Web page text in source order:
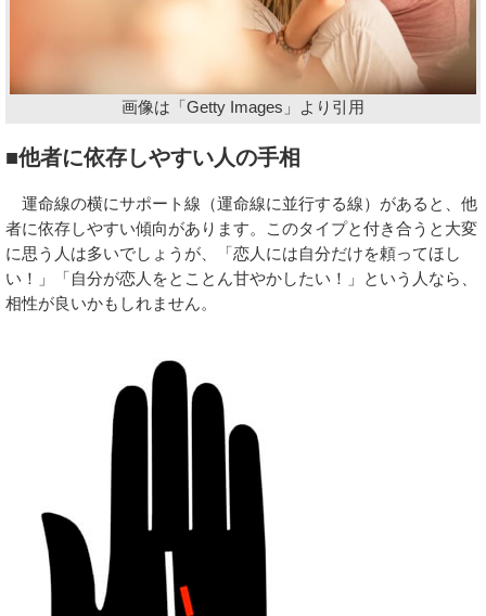
画像は「Getty Images」より引用
■他者に依存しやすい人の手相
運命線の横にサポート線（運命線に並行する線）があると、他
者に依存しやすい傾向があります。このタイプと付き合うと大変
に思う人は多いでしょうが、「恋人には自分だけを頼ってほし
い！」「自分が恋人をとことん甘やかしたい！」という人なら、
相性が良いかもしれません。